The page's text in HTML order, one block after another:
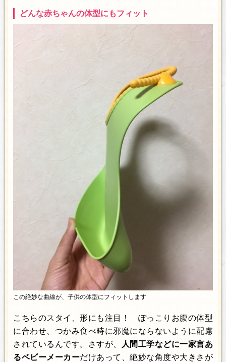
どんな赤ちゃんの体型にもフィット
この絶妙な曲線が、子供の体型にフィットします
こちらのスタイ、形にも注目！ ぽっこりお腹の体型
に合わせ、つかみ食べ時に邪魔にならないように配慮
されているんです。さすが、
人間工学などに一家言あ
るベビーメーカーだけあって、絶妙な角度や大きさが